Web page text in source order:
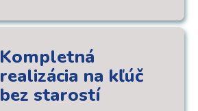
Kompletná
realizácia na kľúč
bez starostí